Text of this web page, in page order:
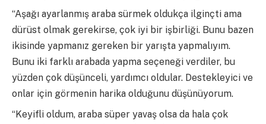
“Aşağı ayarlanmış araba sürmek oldukça ilginçti ama
dürüst olmak gerekirse, çok iyi bir işbirliği. Bunu bazen
ikisinde yapmanız gereken bir yarışta yapmalıyım.
Bunu iki farklı arabada yapma seçeneği verdiler, bu
yüzden çok düşünceli, yardımcı oldular. Destekleyici ve
onlar için görmenin harika olduğunu düşünüyorum.
“Keyifli oldum, araba süper yavaş olsa da hala çok